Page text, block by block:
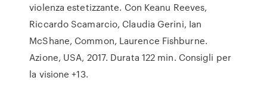
violenza estetizzante. Con Keanu Reeves,
Riccardo Scamarcio, Claudia Gerini, Ian
McShane, Common, Laurence Fishburne.
Azione, USA, 2017. Durata 122 min. Consigli per
la visione +13.